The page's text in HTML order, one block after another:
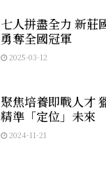
七人拼盡全力 新莊
勇奪全國冠軍
2025-03-12
聚焦培養即戰人才
精準「定位」未來
2024-11-21